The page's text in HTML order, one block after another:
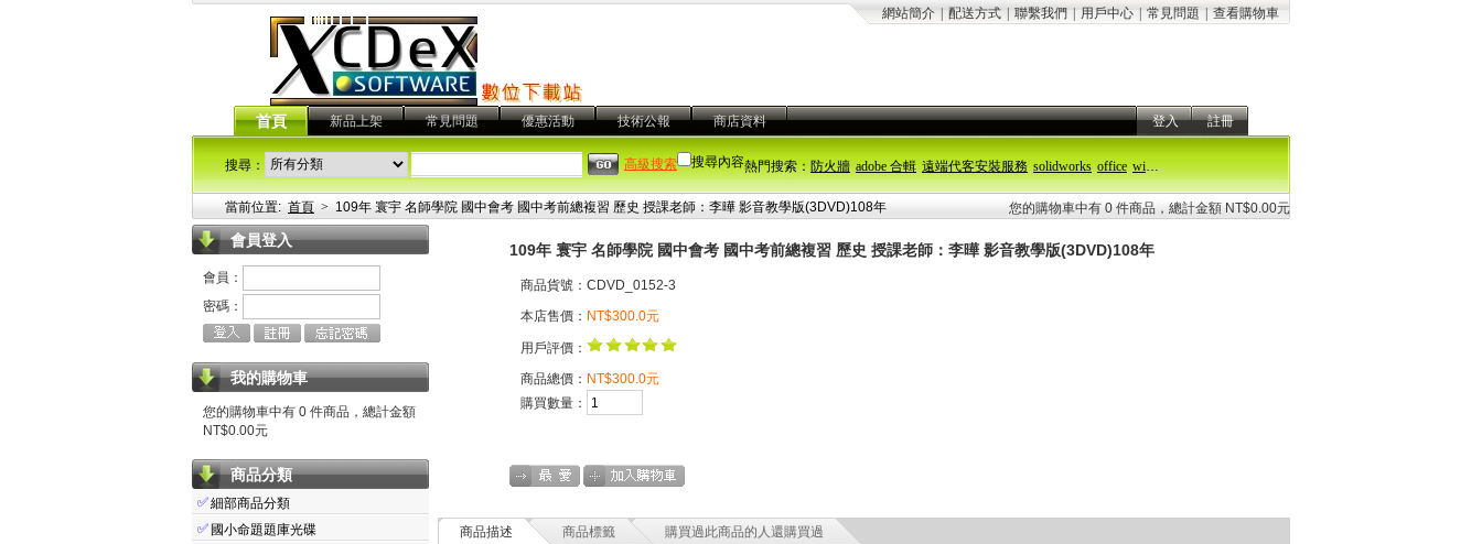
網站簡介 配送方式 聯繫我們 用戶中心 常見問題 查看購物車
首頁 新品上架 常見問題 優惠活動 技術公報 商店資料 登入 註冊
熱門搜索：防火牆 adobe 合輯 遠端代客安裝服務 solidworks office windows 11
搜尋： 搜尋內容
高級搜索
當前位置: 首頁 > 109年 寰宇 名師學院 國中會考 國中考前總複習 歷史 授課老師：李曄 影音教學版(3DVD)108年 您的購物車中有 0 件商品，總計金額 NT$0.00元
會員登入
會員：
密碼：
我的購物車
您的購物車中有 0 件商品，總計金額
NT$0.00元
商品分類
✅細部商品分類
✅ 國小命題題庫光碟
109年 寰宇 名師學院 國中會考 國中考前總複習 歷史 授課老師：李曄 影音教學版(3DVD)108年
商品貨號：CDVD_0152-3
本店售價： NT$300.0元
用戶評價：
商品總價： NT$300.0元
購買數量：
商品描述 商品標籤 購買過此商品的人還購買過